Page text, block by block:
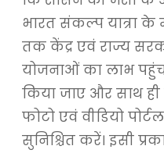
भारत संकल्प यात्रा के
तक केंद्र एवं राज्य
योजनाओं का लाभ
किया जाए और साथ
फोटो एवं वीडियो
सुनिश्चित करें। इसी